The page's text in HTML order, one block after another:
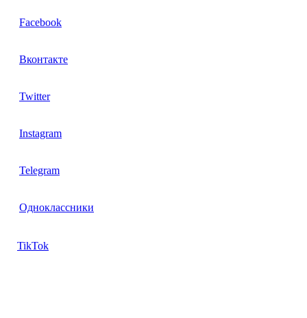
Facebook
Вконтакте
Twitter
Instagram
Telegram
Одноклассники
TikTok